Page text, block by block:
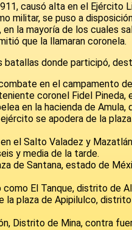
causó alta en el Ejército
militar, se puso a
la mayoría de los cuales
que la llamaran coronela.
batallas donde participó,
en el campamento
coronel Fidel Pineda,
en la hacienda de
se apodera de la
el Salto Valadez y
y media de la tarde.
de Santana, estado de
El Tanque, distrito de
la plaza de Apipilulco,
Distrito de Mina, contra